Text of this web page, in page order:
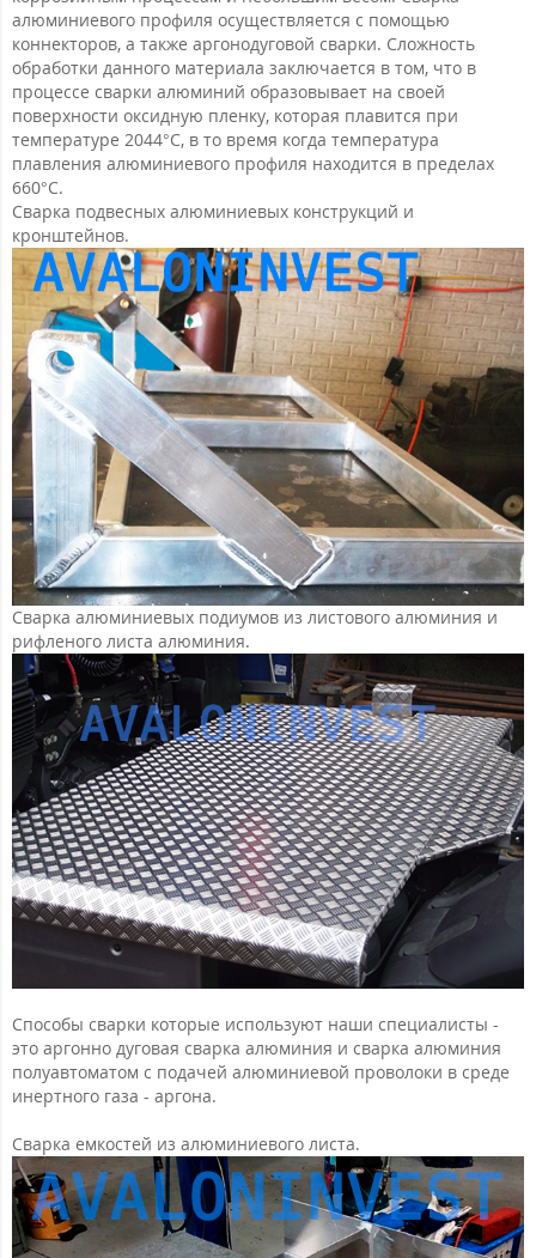
алюминиевого профиля осуществляется с помощью
коннекторов, а также аргонодуговой сварки. Сложность
обработки данного материала заключается в том, что в
процессе сварки алюминий образовывает на своей
поверхности оксидную пленку, которая плавится при
температуре 2044°С, в то время когда температура
плавления алюминиевого профиля находится в пределах
660°С.
Сварка подвесных алюминиевых конструкций и
кронштейнов.
Сварка алюминиевых подиумов из листового алюминия и
рифленого листа алюминия.
Способы сварки которые используют наши специалисты -
это аргонно дуговая сварка алюминия и сварка алюминия
полуавтоматом с подачей алюминиевой проволоки в среде
инертного газа - аргона.
Сварка емкостей из алюминиевого листа.